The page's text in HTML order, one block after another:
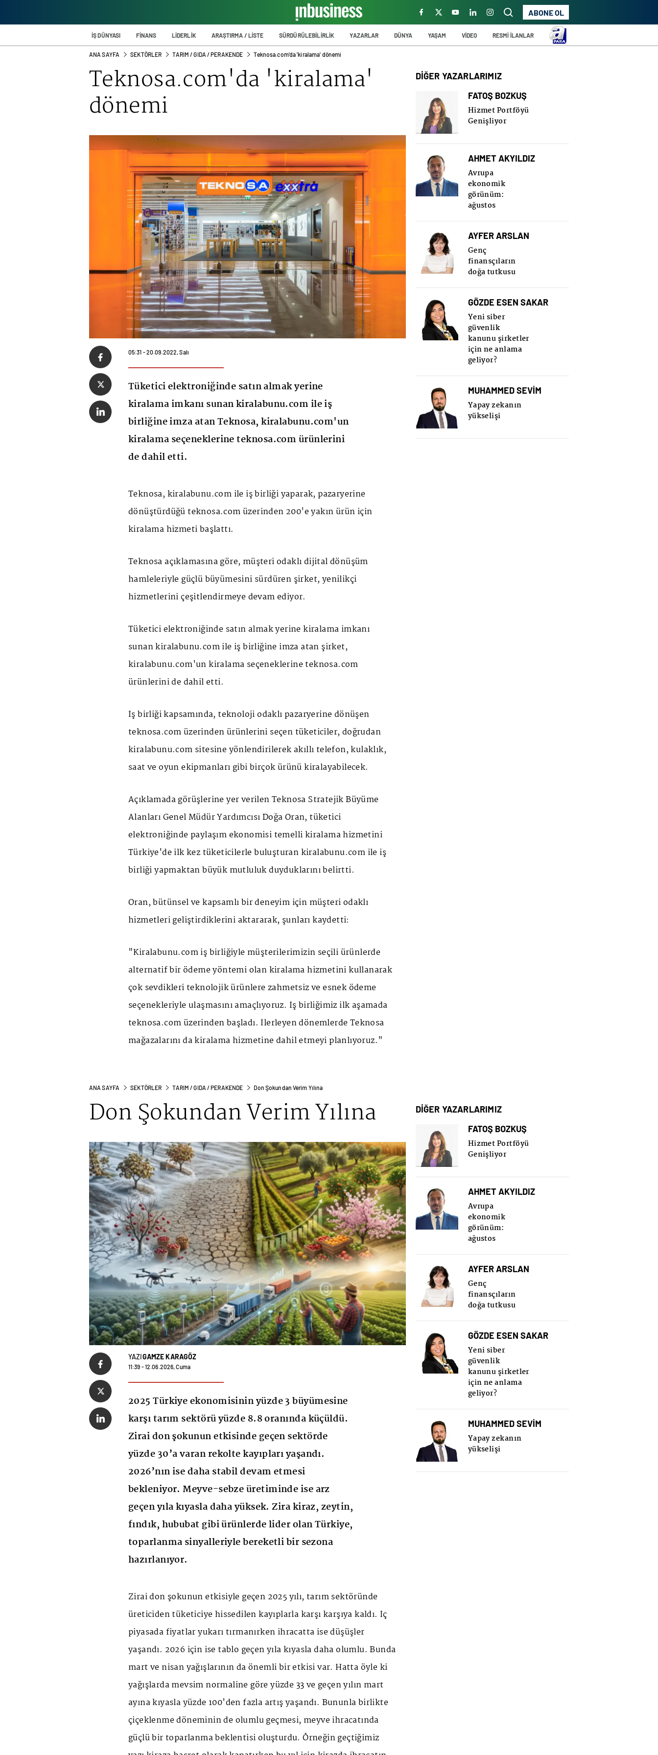
ABONE OL
İŞ DÜNYASI FİNANS LİDERLİK ARAŞTIRMA / LİSTE SÜRDÜRÜLEBİLİRLİK YAZARLAR DÜNYA YAŞAM VİDEO RESMİ İLANLAR
ANA SAYFA SEKTÖRLER TARIM / GIDA / PERAKENDE Teknosa.com'da 'kiralama' dönemi
Teknosa.com'da 'kiralama'
dönemi
05:31 - 20.09.2022, Salı
Tüketici elektroniğinde satın almak yerine
kiralama imkanı sunan kiralabunu.com ile iş
birliğine imza atan Teknosa, kiralabunu.com'un
kiralama seçeneklerine teknosa.com ürünlerini
de dahil etti.
Teknosa, kiralabunu.com ile iş birliği yaparak, pazaryerine
dönüştürdüğü teknosa.com üzerinden 200'e yakın ürün için
kiralama hizmeti başlattı.
Teknosa açıklamasına göre, müşteri odaklı dijital dönüşüm
hamleleriyle güçlü büyümesini sürdüren şirket, yenilikçi
hizmetlerini çeşitlendirmeye devam ediyor.
Tüketici elektroniğinde satın almak yerine kiralama imkanı
sunan kiralabunu.com ile iş birliğine imza atan şirket,
kiralabunu.com'un kiralama seçeneklerine teknosa.com
ürünlerini de dahil etti.
İş birliği kapsamında, teknoloji odaklı pazaryerine dönüşen
teknosa.com üzerinden ürünlerini seçen tüketiciler, doğrudan
kiralabunu.com sitesine yönlendirilerek akıllı telefon, kulaklık,
saat ve oyun ekipmanları gibi birçok ürünü kiralayabilecek.
Açıklamada görüşlerine yer verilen Teknosa Stratejik Büyüme
Alanları Genel Müdür Yardımcısı Doğa Oran, tüketici
elektroniğinde paylaşım ekonomisi temelli kiralama hizmetini
Türkiye'de ilk kez tüketicilerle buluşturan kiralabunu.com ile iş
birliği yapmaktan büyük mutluluk duyduklarını belirtti.
Oran, bütünsel ve kapsamlı bir deneyim için müşteri odaklı
hizmetleri geliştirdiklerini aktararak, şunları kaydetti:
"Kiralabunu.com iş birliğiyle müşterilerimizin seçili ürünlerde
alternatif bir ödeme yöntemi olan kiralama hizmetini kullanarak
çok sevdikleri teknolojik ürünlere zahmetsiz ve esnek ödeme
seçenekleriyle ulaşmasını amaçlıyoruz. İş birliğimiz ilk aşamada
teknosa.com üzerinden başladı. İlerleyen dönemlerde Teknosa
mağazalarını da kiralama hizmetine dahil etmeyi planlıyoruz."
DİĞER YAZARLARIMIZ
FATOŞ BOZKUŞ
Hizmet Portföyü
Genişliyor
AHMET AKYILDIZ
Avrupa
ekonomik
görünüm:
ağustos
AYFER ARSLAN
Genç
finansçıların
doğa tutkusu
GÖZDE ESEN SAKAR
Yeni siber
güvenlik
kanunu şirketler
için ne anlama
geliyor?
MUHAMMED SEVİM
Yapay zekanın
yükselişi
ANA SAYFA SEKTÖRLER TARIM / GIDA / PERAKENDE Don Şokundan Verim Yılına
Don Şokundan Verim Yılına
YAZIGAMZE KARAGÖZ
11:39 - 12.06.2026, Cuma
2025 Türkiye ekonomisinin yüzde 3 büyümesine
karşı tarım sektörü yüzde 8.8 oranında küçüldü.
Zirai don şokunun etkisinde geçen sektörde
yüzde 30’a varan rekolte kayıpları yaşandı.
2026’nın ise daha stabil devam etmesi
bekleniyor. Meyve-sebze üretiminde ise arz
geçen yıla kıyasla daha yüksek. Zira kiraz, zeytin,
fındık, hububat gibi ürünlerde lider olan Türkiye,
toparlanma sinyalleriyle bereketli bir sezona
hazırlanıyor.
Zirai don şokunun etkisiyle geçen 2025 yılı, tarım sektöründe
üreticiden tüketiciye hissedilen kayıplarla karşı karşıya kaldı. İç
piyasada fiyatlar yukarı tırmanırken ihracatta ise düşüşler
yaşandı. 2026 için ise tablo geçen yıla kıyasla daha olumlu. Bunda
mart ve nisan yağışlarının da önemli bir etkisi var. Hatta öyle ki
yağışlarda mevsim normaline göre yüzde 33 ve geçen yılın mart
ayına kıyasla yüzde 100'den fazla artış yaşandı. Bununla birlikte
çiçeklenme döneminin de olumlu geçmesi, meyve ihracatında
güçlü bir toparlanma beklentisi oluşturdu. Örneğin geçtiğimiz
DİĞER YAZARLARIMIZ
FATOŞ BOZKUŞ
Hizmet Portföyü
Genişliyor
AHMET AKYILDIZ
Avrupa
ekonomik
görünüm:
ağustos
AYFER ARSLAN
Genç
finansçıların
doğa tutkusu
GÖZDE ESEN SAKAR
Yeni siber
güvenlik
kanunu şirketler
için ne anlama
geliyor?
MUHAMMED SEVİM
Yapay zekanın
yükselişi